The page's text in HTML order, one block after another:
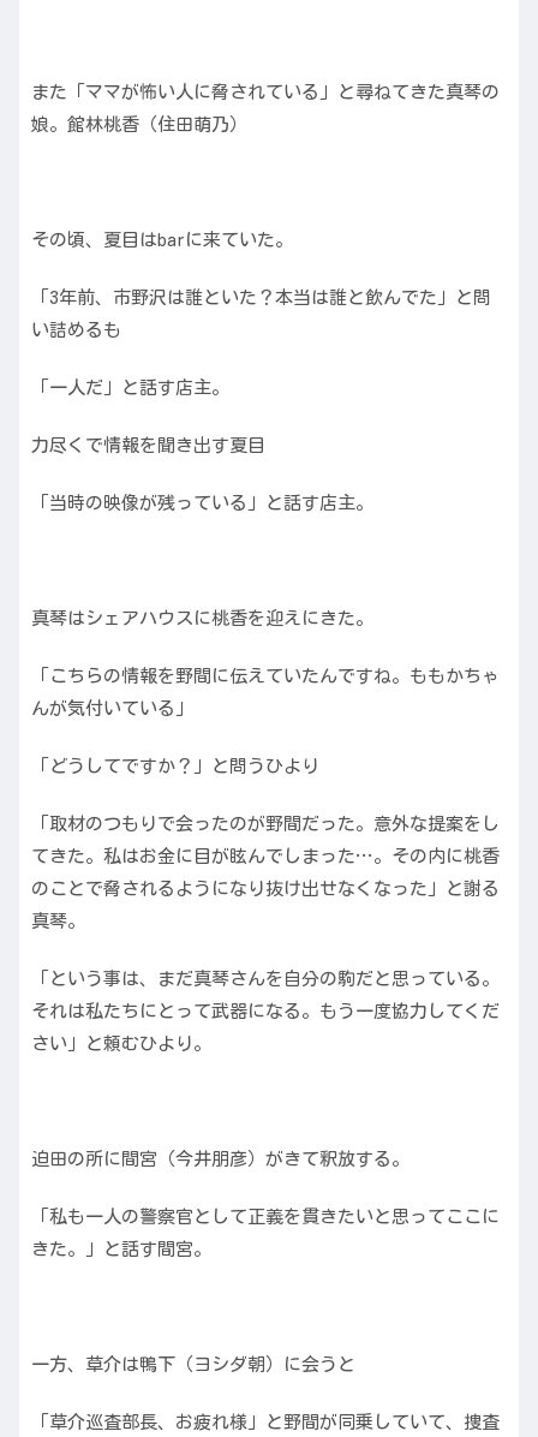
また「ママが怖い人に脅されている」と尋ねてきた真琴の
娘。館林桃香（住田萌乃）
その頃、夏目はbarに来ていた。
「3年前、市野沢は誰といた？本当は誰と飲んでた」と問
い詰めるも
「一人だ」と話す店主。
力尽くで情報を聞き出す夏目
「当時の映像が残っている」と話す店主。
真琴はシェアハウスに桃香を迎えにきた。
「こちらの情報を野間に伝えていたんですね。ももかちゃ
んが気付いている」
「どうしてですか？」と問うひより
「取材のつもりで会ったのが野間だった。意外な提案をし
てきた。私はお金に目が眩んでしまった…。その内に桃香
のことで脅されるようになり抜け出せなくなった」と謝る
真琴。
「という事は、まだ真琴さんを自分の駒だと思っている。
それは私たちにとって武器になる。もう一度協力してくだ
さい」と頼むひより。
迫田の所に間宮（今井朋彦）がきて釈放する。
「私も一人の警察官として正義を貫きたいと思ってここに
きた。」と話す間宮。
一方、草介は鴨下（ヨシダ朝）に会うと
「草介巡査部長、お疲れ様」と野間が同乗していて、捜査